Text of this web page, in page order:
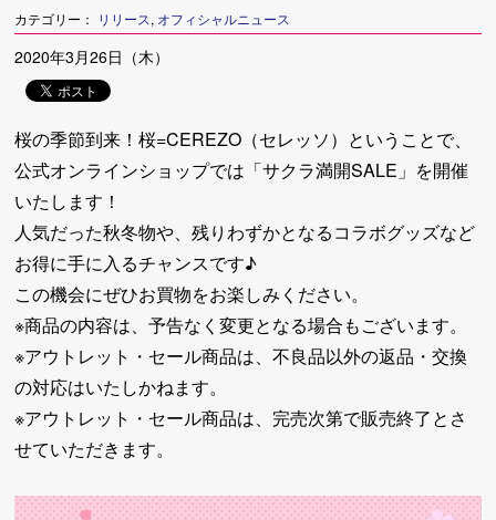
カテゴリー： リリース, オフィシャルニュース
2020年3月26日（木）
桜の季節到来！桜=CEREZO（セレッソ）ということで、
公式オンラインショップでは「サクラ満開SALE」を開催
いたします！
人気だった秋冬物や、残りわずかとなるコラボグッズなど
お得に手に入るチャンスです♪
この機会にぜひお買物をお楽しみください。
※商品の内容は、予告なく変更となる場合もございます。
※アウトレット・セール商品は、不良品以外の返品・交換
の対応はいたしかねます。
※アウトレット・セール商品は、完売次第で販売終了とさ
せていただきます。